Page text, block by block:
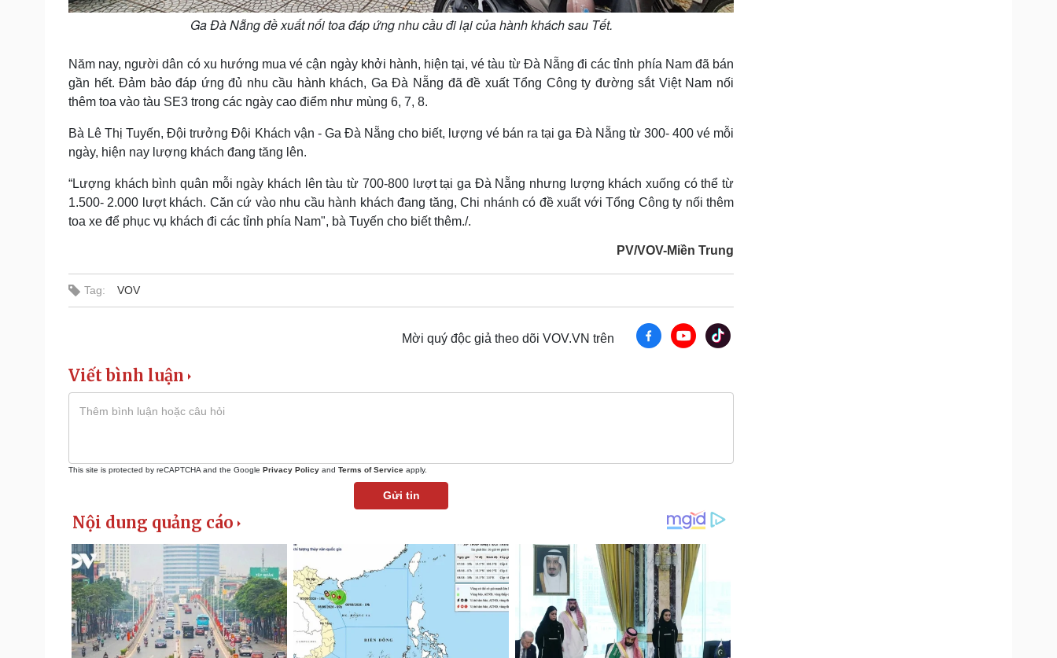
Ga Đà Nẵng đề xuất nối toa đáp ứng nhu cầu đi lại của hành khách sau Tết.
Năm nay, người dân có xu hướng mua vé cận ngày khởi hành, hiện tại, vé tàu từ Đà Nẵng đi các tỉnh phía Nam đã bán
gần hết. Đảm bảo đáp ứng đủ nhu cầu hành khách, Ga Đà Nẵng đã đề xuất Tổng Công ty đường sắt Việt Nam nối
thêm toa vào tàu SE3 trong các ngày cao điểm như mùng 6, 7, 8.
Bà Lê Thị Tuyến, Đội trưởng Đội Khách vận - Ga Đà Nẵng cho biết, lượng vé bán ra tại ga Đà Nẵng từ 300- 400 vé mỗi
ngày, hiện nay lượng khách đang tăng lên.
“Lượng khách bình quân mỗi ngày khách lên tàu từ 700-800 lượt tại ga Đà Nẵng nhưng lượng khách xuống có thể từ
1.500- 2.000 lượt khách. Căn cứ vào nhu cầu hành khách đang tăng, Chi nhánh có đề xuất với Tổng Công ty nối thêm
toa xe để phục vụ khách đi các tỉnh phía Nam", bà Tuyến cho biết thêm./.
PV/VOV-Miền Trung
Tag: VOV
Mời quý độc giả theo dõi VOV.VN trên
Viết bình luận
This site is protected by reCAPTCHA and the Google Privacy Policy and Terms of Service apply.
Gửi tin